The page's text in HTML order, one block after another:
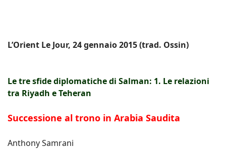
L’Orient Le Jour, 24 gennaio 2015 (trad. Ossin)
Le tre sfide diplomatiche di Salman: 1. Le relazioni
tra Riyadh e Teheran
Successione al trono in Arabia Saudita
Anthony Samrani